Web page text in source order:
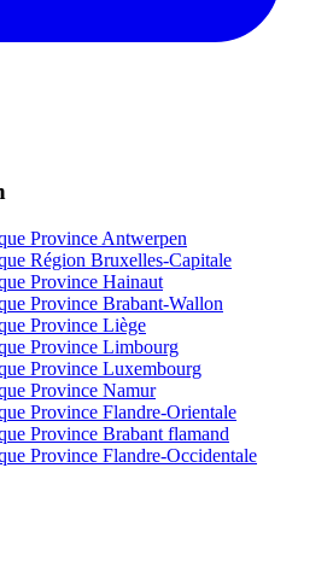
Province Antwerpen
Région Bruxelles-Capitale
Province Hainaut
Province Brabant-Wallon
Province Liège
Province Limbourg
Province Luxembourg
Province Namur
Province Flandre-Orientale
Province Brabant flamand
Province Flandre-Occidentale